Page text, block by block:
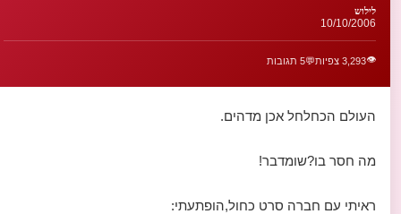
לילוש
10/10/2006
👁️3,293 צפיות 💬5 תגובות
העולם הכחלחל אכן מדהים.
מה חסר בו?שומדבר!
ראיתי עם חברה סרט כחול,הופתעתי: